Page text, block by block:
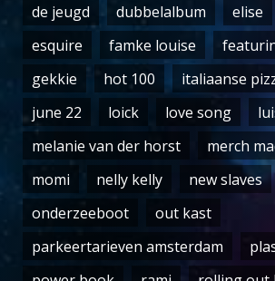
de jeugd
dubbelalbum elise
esquire
famke louise
gekkie
hot 100 italiaanse
june 22
loick love song
melanie van der horst
merch
momi
nelly kelly
new slaves
onderzeeboot
out kast
parkeertarieven amsterdam